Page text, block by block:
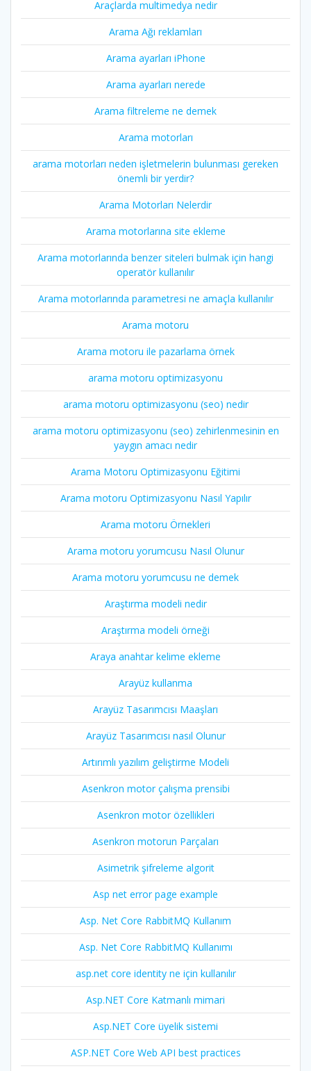
Araçlarda multimedya nedir
Arama Ağı reklamları
Arama ayarları iPhone
Arama ayarları nerede
Arama filtreleme ne demek
Arama motorları
arama motorları neden işletmelerin bulunması gereken
önemli bir yerdir?
Arama Motorları Nelerdir
Arama motorlarına site ekleme
Arama motorlarında benzer siteleri bulmak için hangi
operatör kullanılır
Arama motorlarında parametresi ne amaçla kullanılır
Arama motoru
Arama motoru ile pazarlama örnek
arama motoru optimizasyonu
arama motoru optimizasyonu (seo) nedir
arama motoru optimizasyonu (seo) zehirlenmesinin en
yaygın amacı nedir
Arama Motoru Optimizasyonu Eğitimi
Arama motoru Optimizasyonu Nasıl Yapılır
Arama motoru Örnekleri
Arama motoru yorumcusu Nasıl Olunur
Arama motoru yorumcusu ne demek
Araştırma modeli nedir
Araştırma modeli örneği
Araya anahtar kelime ekleme
Arayüz kullanma
Arayüz Tasarımcısı Maaşları
Arayüz Tasarımcısı nasıl Olunur
Artırımlı yazılım geliştirme Modeli
Asenkron motor çalışma prensibi
Asenkron motor özellikleri
Asenkron motorun Parçaları
Asimetrik şifreleme algorit
Asp net error page example
Asp. Net Core RabbitMQ Kullanım
Asp. Net Core RabbitMQ Kullanımı
asp.net core identity ne için kullanılır
Asp.NET Core Katmanlı mimari
Asp.NET Core üyelik sistemi
ASP.NET Core Web API best practices